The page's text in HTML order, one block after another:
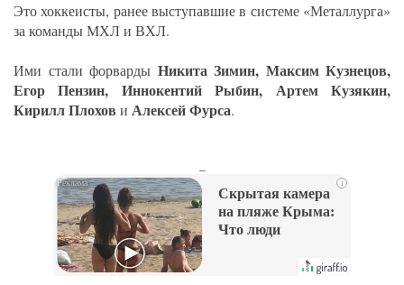
Это хоккеисты, ранее выступавшие в системе «Металлурга»
за команды МХЛ и ВХЛ.
Ими стали форварды Никита Зимин, Максим Кузнецов,
Егор Пензин, Иннокентий Рыбин, Артем Кузякин,
Кирилл Плохов и Алексей Фурса.
i
Скрытая камера
на пляже Крыма:
Что люди
их не видят...